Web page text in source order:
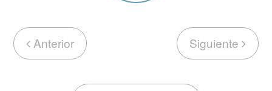
Anterior Siguiente